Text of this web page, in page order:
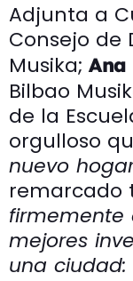
Adjunta a
Consejo de
Musika;
Bilbao
de la
orgulloso
nuevo
remarcado
firmemente
mejores
una